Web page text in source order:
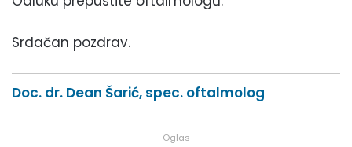
Srdačan pozdrav.
Doc. dr. Dean Šarić, spec. oftalmolog
Oglas